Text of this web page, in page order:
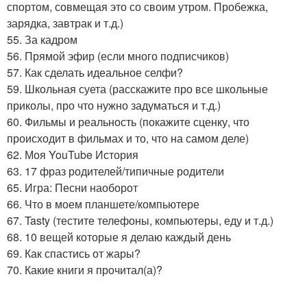
спортом, совмещая это со своим утром. Пробежка,
зарядка, завтрак и т.д.)
55. За кадром
56. Прямой эфир (если много подписчиков)
57. Как сделать идеальное селфи?
59. Школьная суета (расскажите про все школьные
приколы, про что нужно задуматься и т.д.)
60. Фильмы и реальность (покажите сценку, что
происходит в фильмах и то, что на самом деле)
62. Моя YouTube История
63. 17 фраз родителей/типичные родители
65. Игра: Песни наоборот
66. Что в моем планшете/компьютере
67. Tasty (тестите телефоны, компьютеры, еду и т.д.)
68. 10 вещей которые я делаю каждый день
69. Как спастись от жары?
70. Какие книги я прочитал(а)?